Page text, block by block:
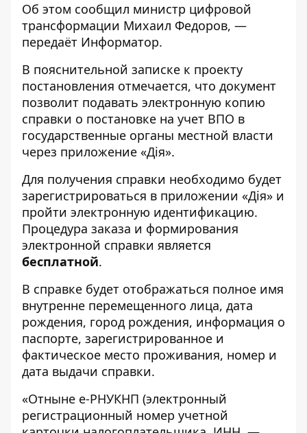
Об этом сообщил министр цифровой
трансформации Михаил Федоров, —
передаёт Информатор.
В пояснительной записке к проекту
постановления отмечается, что документ
позволит подавать электронную копию
справки о постановке на учет ВПО в
государственные органы местной власти
через приложение «Дія».
Для получения справки необходимо будет
зарегистрироваться в приложении «Дія» и
пройти электронную идентификацию.
Процедура заказа и формирования
электронной справки является
бесплатной.
В справке будет отображаться полное имя
внутренне перемещенного лица, дата
рождения, город рождения, информация о
паспорте, зарегистрированное и
фактическое место проживания, номер и
дата выдачи справки.
«Отныне е-РНУКНП (электронный
регистрационный номер учетной